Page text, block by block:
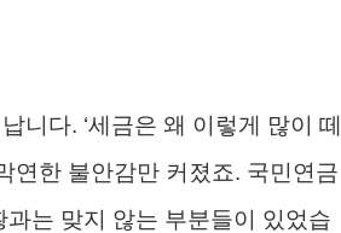
니다. ‘세금은 왜 이렇게 많이 떼
연한 불안감만 커졌죠. 국민연금
는 맞지 않는 부분들이 있었습